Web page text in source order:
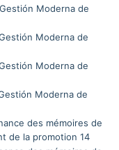
Moderna de
Moderna de
Moderna de
Moderna de
des mémoires de
de la promotion 14